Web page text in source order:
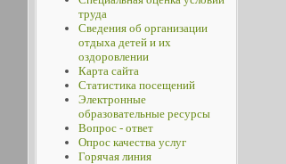
труда
Сведения об организации
отдыха детей и их
оздоровлении
Карта сайта
Статистика посещений
Электронные
образовательные ресурсы
Вопрос - ответ
Опрос качества услуг
Горячая линия